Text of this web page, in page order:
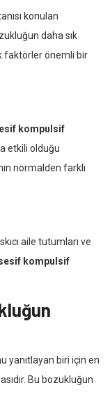
konulan
daha sık
faktörler önemli bir
kompulsif
etkili olduğu
normalden farklı
aile tutumları ve
kompulsif
yanıtlayan biri için en
Bu bozukluğun